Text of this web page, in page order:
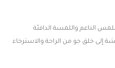
لعام 2024 تتميز بالملمس الناعم واللمسة الدافئة
إلى خلق جو من الراحة والاسترخاء